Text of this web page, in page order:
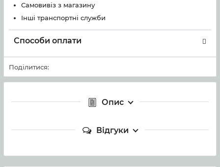
Самовивіз з магазину
Інші транспортні служби
Способи оплати
Поділитися:
Опис
Відгуки